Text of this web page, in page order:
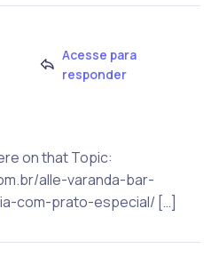
Acesse para
responder
on that Topic:
alle-varanda-bar-
com-prato-especial/ […]